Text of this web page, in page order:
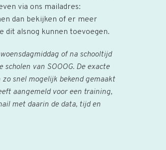
via ons mailadres:
dan bekijken of er meer
dit alsnog kunnen toevoegen.
of na schooltijd
van SOOOG. De exacte
snel mogelijk bekend gemaakt
aangemeld voor een training,
met daarin de data, tijd en